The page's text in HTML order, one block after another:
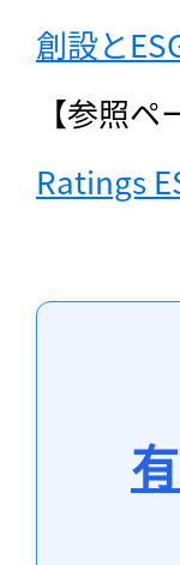
創設と
【参照ペ
Ratings